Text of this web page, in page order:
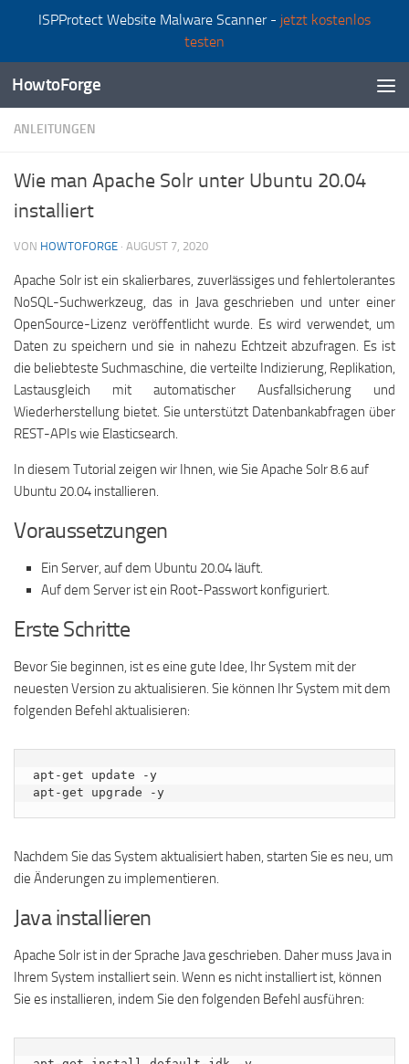
ISPProtect Website Malware Scanner - jetzt kostenlos
testen
Zum Inhalt springen
HowtoForge
ANLEITUNGEN
Wie man Apache Solr unter Ubuntu 20.04
installiert
VON HOWTOFORGE · AUGUST 7, 2020
Apache Solr ist ein skalierbares, zuverlässiges und fehlertolerantes
NoSQL-Suchwerkzeug, das in Java geschrieben und unter einer
OpenSource-Lizenz veröffentlicht wurde. Es wird verwendet, um
Daten zu speichern und sie in nahezu Echtzeit abzufragen. Es ist
die beliebteste Suchmaschine, die verteilte Indizierung, Replikation,
Lastausgleich mit automatischer Ausfallsicherung und
Wiederherstellung bietet. Sie unterstützt Datenbankabfragen über
REST-APIs wie Elasticsearch.
In diesem Tutorial zeigen wir Ihnen, wie Sie Apache Solr 8.6 auf
Ubuntu 20.04 installieren.
Voraussetzungen
Ein Server, auf dem Ubuntu 20.04 läuft.
Auf dem Server ist ein Root-Passwort konfiguriert.
Erste Schritte
Bevor Sie beginnen, ist es eine gute Idee, Ihr System mit der
neuesten Version zu aktualisieren. Sie können Ihr System mit dem
folgenden Befehl aktualisieren:
apt-get update -y
apt-get upgrade -y
Nachdem Sie das System aktualisiert haben, starten Sie es neu, um
die Änderungen zu implementieren.
Java installieren
Apache Solr ist in der Sprache Java geschrieben. Daher muss Java in
Ihrem System installiert sein. Wenn es nicht installiert ist, können
Sie es installieren, indem Sie den folgenden Befehl ausführen: